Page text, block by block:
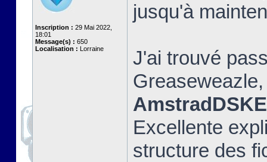
Inscription : 29 Mai 2022,
18:01
Message(s) : 650
Localisation : Lorraine
jusqu'à
J'ai trouvé
Excellente
structure des